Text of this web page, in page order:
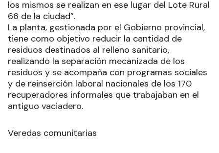
los mismos se realizan en ese lugar del Lote Rural
66 de la ciudad”.
La planta, gestionada por el Gobierno provincial,
tiene como objetivo reducir la cantidad de
residuos destinados al relleno sanitario,
realizando la separación mecanizada de los
residuos y se acompaña con programas sociales
y de reinserción laboral nacionales de los 170
recuperadores informales que trabajaban en el
antiguo vaciadero.
Veredas comunitarias